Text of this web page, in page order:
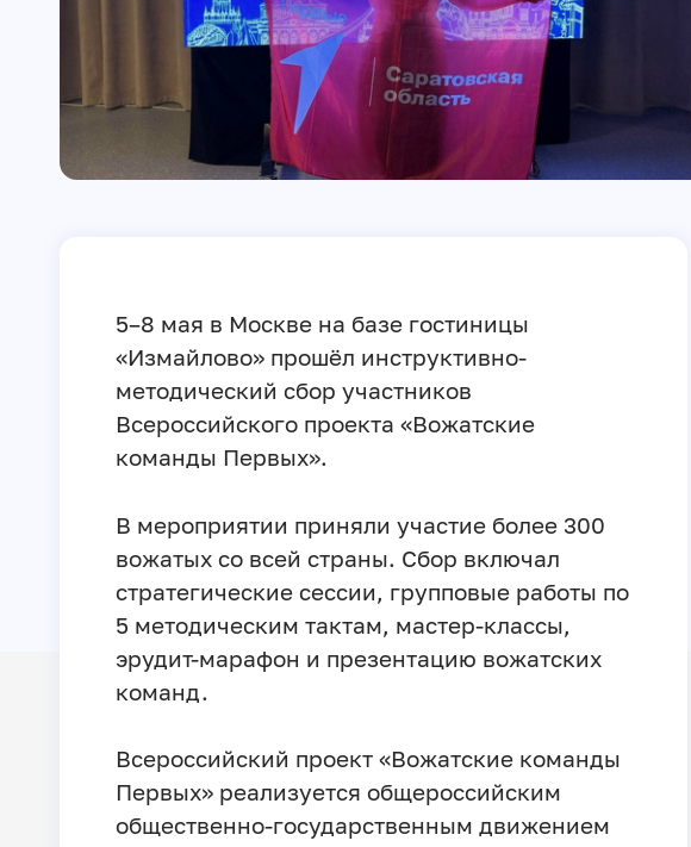
5–8 мая в Москве на базе гостиницы
«Измайлово» прошёл инструктивно-
методический сбор участников
Всероссийского проекта «Вожатские
команды Первых».
В мероприятии приняли участие более 300
вожатых со всей страны. Сбор включал
стратегические сессии, групповые работы по
5 методическим тактам, мастер-классы,
эрудит-марафон и презентацию вожатских
команд.
Всероссийский проект «Вожатские команды
Первых» реализуется общероссийским
общественно-государственным движением